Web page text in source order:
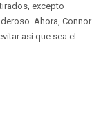
excepto
Ahora, Connor
así que sea el